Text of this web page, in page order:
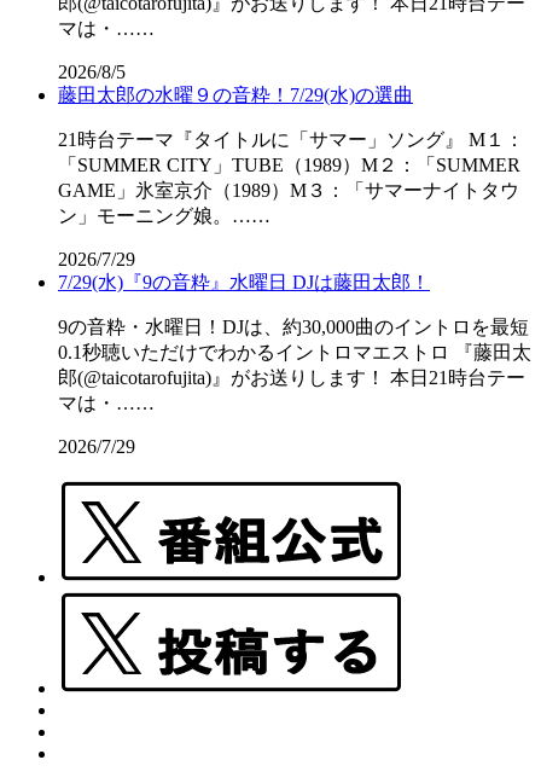
マは・……
2026/8/5
藤田太郎の水曜９の音粋！7/29(水)の選曲
21時台テーマ『タイトルに「サマー」ソング』 M１：
「SUMMER CITY」TUBE（1989）M２：「SUMMER
GAME」氷室京介（1989）M３：「サマーナイトタウ
ン」モーニング娘。……
2026/7/29
7/29(水)『9の音粋』水曜日 DJは藤田太郎！
9の音粋・水曜日！DJは、約30,000曲のイントロを最短
0.1秒聴いただけでわかるイントロマエストロ 『藤田太
郎(@taicotarofujita)』がお送りします！ 本日21時台テー
マは・……
2026/7/29